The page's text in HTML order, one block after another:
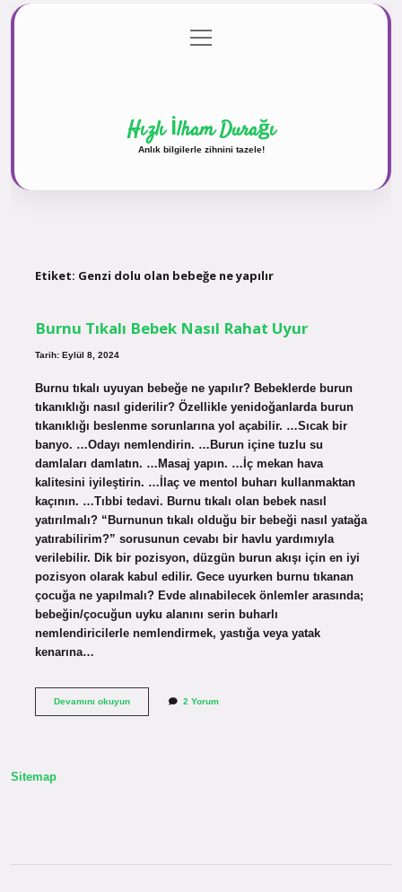
Gizlilik Politikası
menüyü
aç
Hızlı İlham Durağı
Anlık bilgilerle zihnini tazele!
Etiket: Genzi dolu olan bebeğe ne yapılır
Burnu Tıkalı Bebek Nasıl Rahat Uyur
Tarih: Eylül 8, 2024
Burnu tıkalı uyuyan bebeğe ne yapılır? Bebeklerde burun
tıkanıklığı nasıl giderilir? Özellikle yenidoğanlarda burun
tıkanıklığı beslenme sorunlarına yol açabilir. …Sıcak bir
banyo. …Odayı nemlendirin. …Burun içine tuzlu su
damlaları damlatın. …Masaj yapın. …İç mekan hava
kalitesini iyileştirin. …İlaç ve mentol buharı kullanmaktan
kaçının. …Tıbbi tedavi. Burnu tıkalı olan bebek nasıl
yatırılmalı? “Burnunun tıkalı olduğu bir bebeği nasıl yatağa
yatırabilirim?” sorusunun cevabı bir havlu yardımıyla
verilebilir. Dik bir pozisyon, düzgün burun akışı için en iyi
pozisyon olarak kabul edilir. Gece uyurken burnu tıkanan
çocuğa ne yapılmalı? Evde alınabilecek önlemler arasında;
bebeğin/çocuğun uyku alanını serin buharlı
nemlendiricilerle nemlendirmek, yastığa veya yatak
kenarına…
Devamını okuyunBurnu
2 Yorum
Sitemap